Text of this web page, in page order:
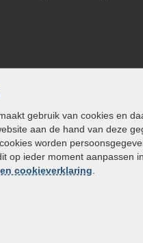
maakt gebruik van cookies en
aan de hand van deze
worden
op ieder moment aanpassen
cookieverklaring